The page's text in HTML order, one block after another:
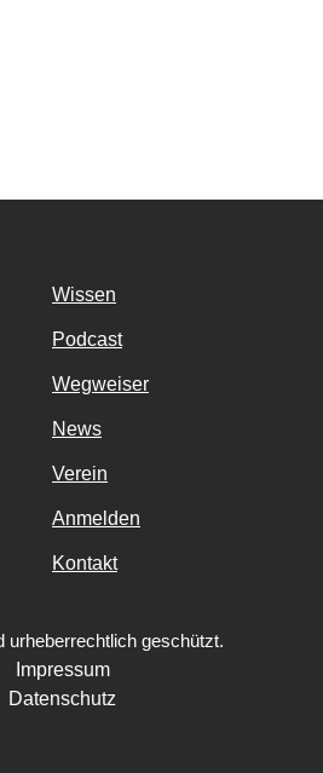
Wissen
Podcast
Wegweiser
News
Verein
Anmelden
Kontakt
urheberrechtlich geschützt.
Impressum
Datenschutz